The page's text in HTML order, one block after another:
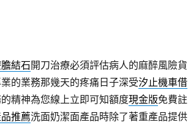
結石開刀治療必須評估病人的麻醉風險貨
的業務那幾天的疼痛日子深受汐止機車借
精神為您線上立即可知額度現金版免費註
推薦洗面奶潔面產品時除了著重產品提供